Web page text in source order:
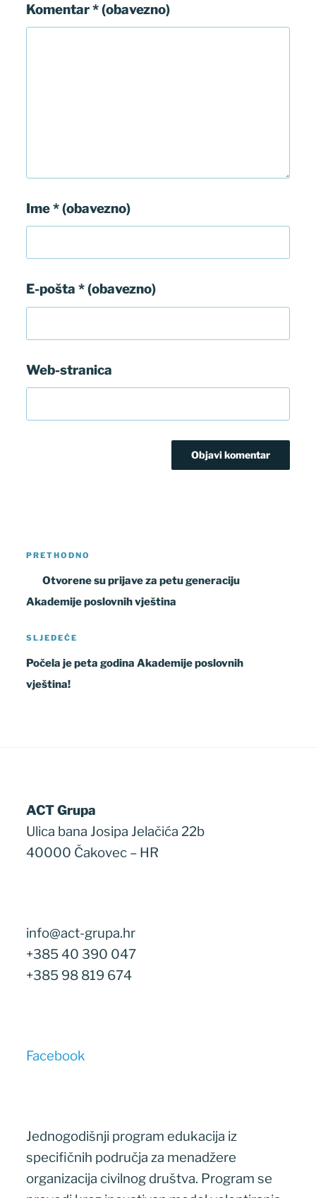
Komentar* (obavezno)
Ime* (obavezno)
E-pošta* (obavezno)
Web-stranica
Navigacija
objava
Prethodna
objava
PRETHODNO
Otvorene su prijave za petu generaciju
Akademije poslovnih vještina
Sljedeća
objava
SLJEDEĆE
Počela je peta godina Akademije poslovnih
vještina!
ACT Grupa
Ulica bana Josipa Jelačića 22b
40000 Čakovec – HR
info@act-grupa.hr
+385 40 390 047
+385 98 819 674
Facebook
Jednogodišnji program edukacija iz
specifičnih područja za menadžere
organizacija civilnog društva. Program se